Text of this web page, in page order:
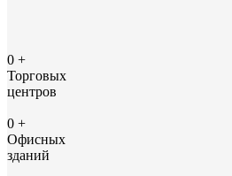
0 +
Торговых
центров
0 +
Офисных
зданий